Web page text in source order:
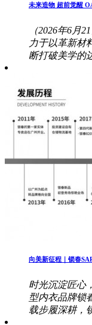
未来造物 超前觉醒
（2026年6月
力于以革新材
断打破美学的
向美新征程｜锁春
时光沉淀匠心
型内衣品牌锁
载步履深耕，